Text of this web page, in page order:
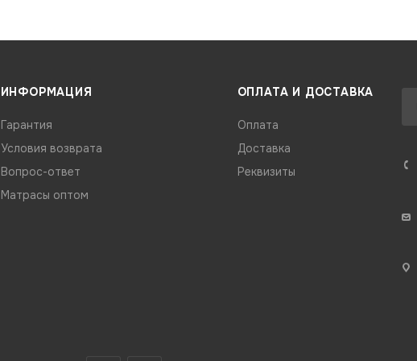
ИНФОРМАЦИЯ
Гарантия
Условия возврата
Вопрос-ответ
Матрасы оптом
ОПЛАТА И ДОСТАВКА
Оплата
Доставка
Реквизиты